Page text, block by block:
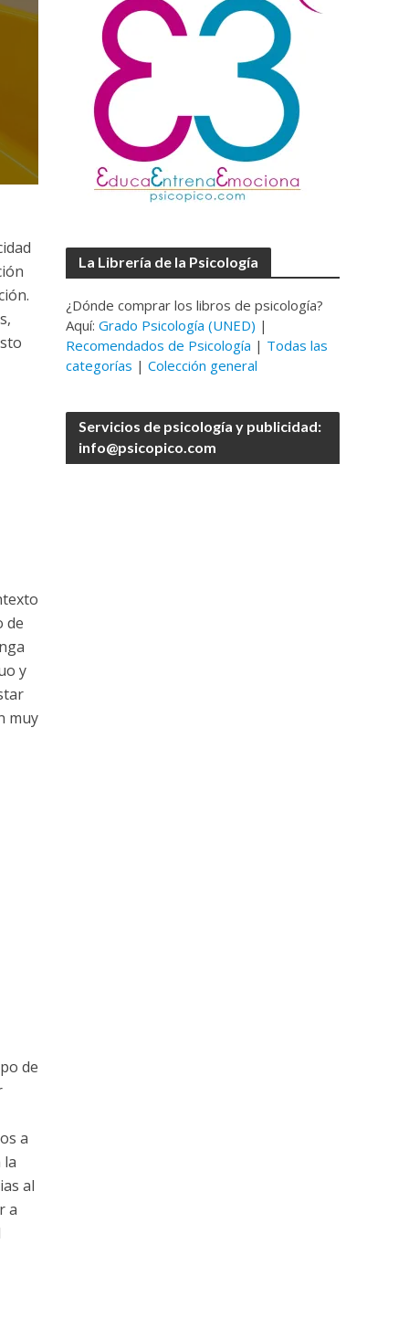
de
y
muy
de
a
la
al
a
La Librería de la Psicología
¿Dónde comprar los libros de psicología?
Aquí:Grado Psicología (UNED) |
Recomendados de Psicología | Todas las
categorías |Colección general
Servicios de psicología y publicidad:
info@psicopico.com